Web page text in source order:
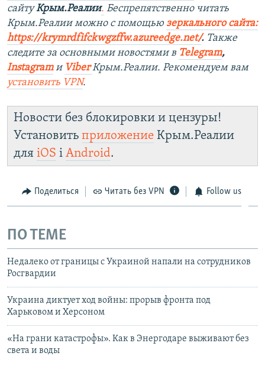
сайтуКрым.Реалии. Беспрепятственно читать
Крым.Реалии можно с помощью зеркального сайта:
https://krymrdfifckwgzffw.azureedge.net/. ​ Также
следите за основными новостями в Telegram,
Instagram и ViberКрым.Реалии. Рекомендуем вам
установить VPN.
Новости без блокировки и цензуры!
Установить приложение Крым.Реалии
для iOS і Android.
Поделиться Читать без VPN Follow us
ПО ТЕМЕ
Недалеко от границы с Украиной напали на сотрудников
Росгвардии
Украина диктует ход войны: прорыв фронта под
Харьковом и Херсоном
«На грани катастрофы». Как в Энергодаре выживают без
света и воды